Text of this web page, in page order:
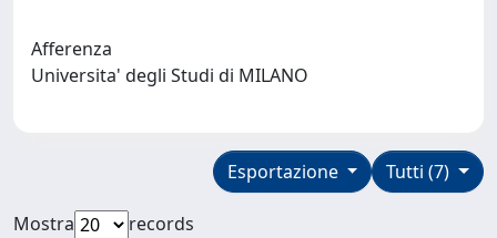
Afferenza
Universita' degli Studi di MILANO
Tutti (7)
Esportazione
Mostra
records